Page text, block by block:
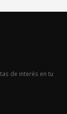
de interés en tu